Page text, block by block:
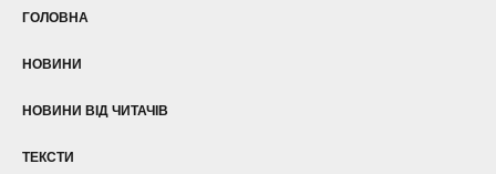
ГОЛОВНА
НОВИНИ
НОВИНИ ВІД ЧИТАЧІВ
ТЕКСТИ